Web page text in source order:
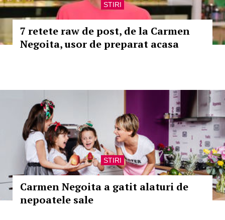
STIRI
7 retete raw de post, de la Carmen
Negoita, usor de preparat acasa
STIRI
Carmen Negoita a gatit alaturi de
nepoatele sale